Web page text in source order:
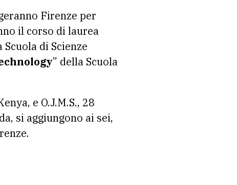
Firenze per
il corso di laurea
Scuola di Scienze
” della Scuola
e O.J.M.S., 28
si aggiungono ai sei,